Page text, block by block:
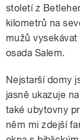
století z
kilometrů na
mužů
osada Salem.
Nejstarší domy
jasně ukazuje
také ubytovny
něm mi zdejší